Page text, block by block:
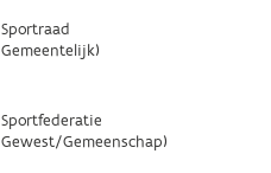
Sportraad
Gemeentelijk)
Sportfederatie
Gewest/Gemeenschap)